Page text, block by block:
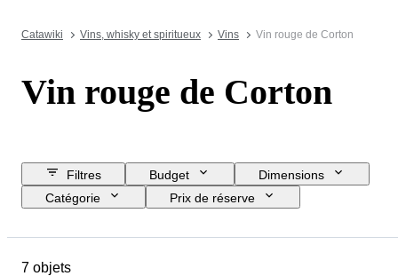
Catawiki Vins, whisky et spiritueux Vins Vin rouge de Corton
Vin rouge de Corton
Filtres Budget
Dimensions
Catégorie
Prix de réserve
Taille de la bouteille
7 objets